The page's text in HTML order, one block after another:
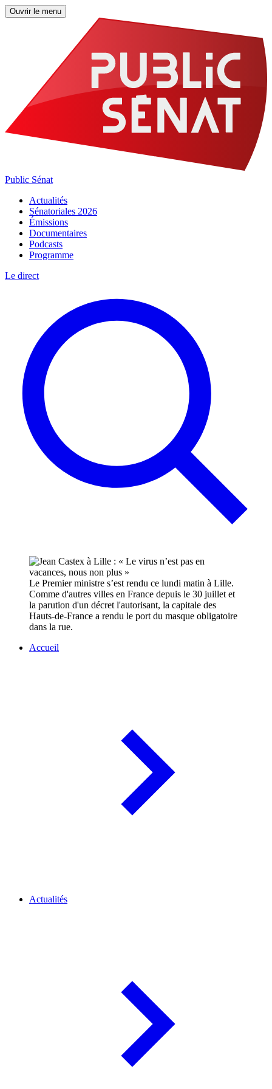
Ouvrir le menu
Public Sénat
Actualités
Sénatoriales 2026
Émissions
Documentaires
Podcasts
Programme
Le direct
Le Premier ministre s’est rendu ce lundi matin à Lille.
Comme d'autres villes en France depuis le 30 juillet et
la parution d'un décret l'autorisant, la capitale des
Hauts-de-France a rendu le port du masque obligatoire
dans la rue.
Accueil
Actualités